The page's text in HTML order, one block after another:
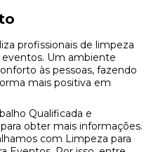
profissionais de limpeza
Um ambiente
às pessoas, fazendo
mais positiva em
Qualificada e
obter mais informações.
com Limpeza para